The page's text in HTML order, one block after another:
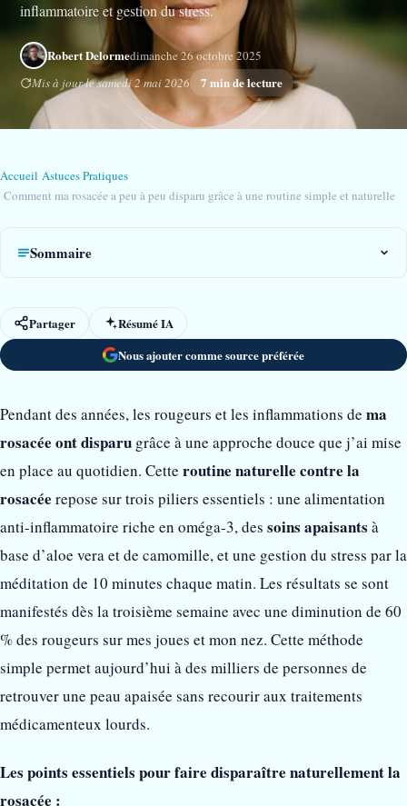
inflammatoire et gestion du stress.
Robert Delormedimanche 26 octobre 2025
Mis à jour le samedi 2 mai 2026
7 min de lecture
Accueil Astuces Pratiques
Comment ma rosacée a peu à peu disparu grâce à une routine simple et naturelle
Sommaire
Partager
Résumé IA
Nous ajouter comme source préférée
Pendant des années, les rougeurs et les inflammations de ma
rosacée ont disparu grâce à une approche douce que j’ai mise
en place au quotidien. Cette routine naturelle contre la
rosacée repose sur trois piliers essentiels : une alimentation
anti-inflammatoire riche en oméga-3, des soins apaisants à
base d’aloe vera et de camomille, et une gestion du stress par la
méditation de 10 minutes chaque matin. Les résultats se sont
manifestés dès la troisième semaine avec une diminution de 60
% des rougeurs sur mes joues et mon nez. Cette méthode
simple permet aujourd’hui à des milliers de personnes de
retrouver une peau apaisée sans recourir aux traitements
médicamenteux lourds.
Les points essentiels pour faire disparaître naturellement la
rosacée :